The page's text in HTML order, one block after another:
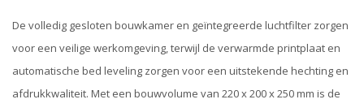
De volledig gesloten bouwkamer en geïntegreerde luchtfilter zorgen
voor een veilige werkomgeving, terwijl de verwarmde printplaat en
automatische bed leveling zorgen voor een uitstekende hechting en
afdrukkwaliteit. Met een bouwvolume van 220 x 200 x 250 mm is de